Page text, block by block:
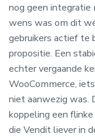
nog geen integratie
wens was om dit
gebruikers actief te
propositie. Een
echter vergaande
WooCommerce,
niet aanwezig was.
koppeling een
die Vendit liever in